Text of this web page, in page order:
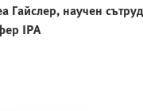
Гайслер, научен
IPA